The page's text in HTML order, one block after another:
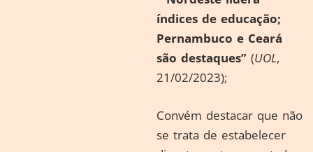
índices de educação;
Pernambuco e Ceará
são destaques” (UOL,
21/02/2023);
Convém destacar que não
se trata de estabelecer